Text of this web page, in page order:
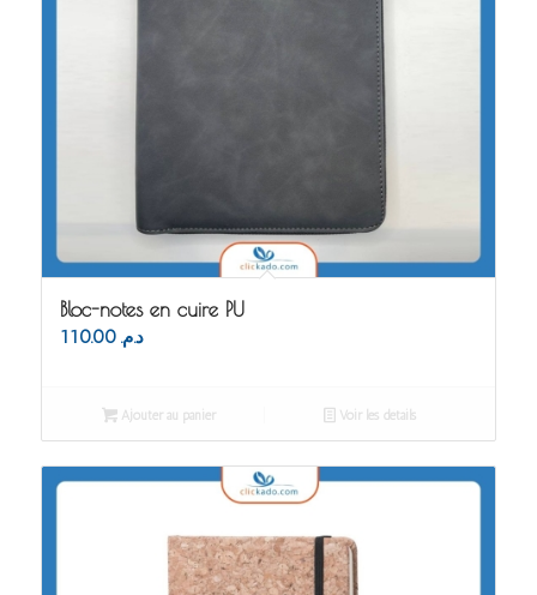
Bloc-notes en cuire PU
د.م. 110.00
Ajouter au panier Voir les détails